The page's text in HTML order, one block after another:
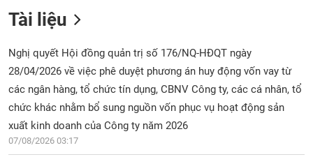
Tài liệu
Nghị quyết Hội đồng quản trị số 176/NQ-HĐQT ngày
28/04/2026 về việc phê duyệt phương án huy động vốn vay từ
các ngân hàng, tổ chức tín dụng, CBNV Công ty, các cá nhân, tổ
chức khác nhằm bổ sung nguồn vốn phục vụ hoạt động sản
xuất kinh doanh của Công ty năm 2026
07/08/2026 03:17
ngữ
(-)
Dịch
(-)